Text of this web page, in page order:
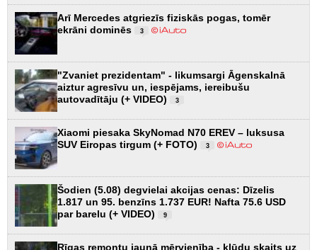
Arī Mercedes atgriezīs fiziskās pogas, tomēr
ekrāni dominēs
3
"Zvaniet prezidentam" - likumsargi Āgenskalnā
aiztur agresīvu un, iespējams, iereibušu
autovadītāju (+ VIDEO)
3
Xiaomi piesaka SkyNomad N70 EREV – luksusa
SUV Eiropas tirgum (+ FOTO)
3
Šodien (5.08) degvielai akcijas cenas: Dīzelis
1.817 un 95. benzīns 1.737 EUR! Nafta 75.6 USD
par barelu (+ VIDEO)
9
Rīgas remontu jaunā mērvienība - kļūdu skaits uz